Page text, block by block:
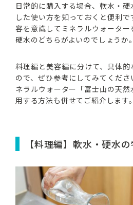
日常的に購入する場合、軟水・
した使い方を知っておくと便利
容を意識してミネラルウォーター
硬水のどちらがよいのでしょうか。
料理編と美容編に分けて、具体
ので、ぜひ参考にしてみてくだ
ネラルウォーター「富士山の天
用する方法も併せてご紹介します。
【料理編】軟水・硬水